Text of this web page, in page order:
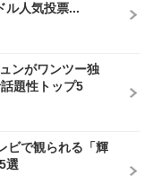
ル人気投票...
ンがワンツー独
題性トップ5
ビで観られる「輝
選